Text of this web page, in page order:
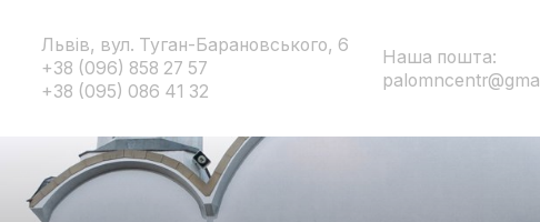
Львів, вул. Туган-Барановського, 6
+38 (096) 858 27 57
+38 (095) 086 41 32
Наша пошта: